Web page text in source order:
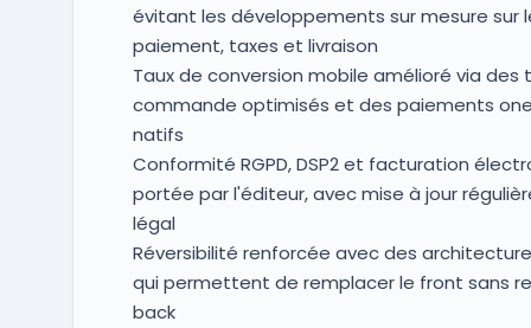
évitant les développements sur mesure sur
paiement, taxes et livraison
Taux de conversion mobile amélioré via des
commande optimisés et des paiements
natifs
Conformité RGPD, DSP2 et facturation
portée par l'éditeur, avec mise à jour
légal
Réversibilité renforcée avec des
qui permettent de remplacer le front sans
back